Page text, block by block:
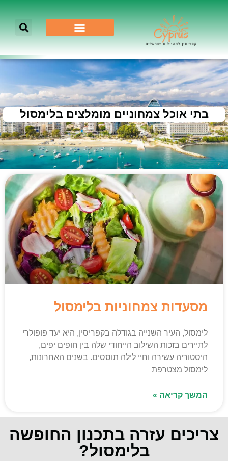
בתי אוכל צמחוניים מומלצים בלימסול
מסעדות צמחוניות בלימסול
לימסול, העיר השנייה בגודלה בקפריסין, היא יעד פופולרי
לתיירים בזכות השילוב הייחודי שלה בין חופים יפים,
היסטוריה עשירה וחיי לילה תוססים. בשנים האחרונות,
לימסול מצטרפת
המשך קריאה »
צריכים עזרה בתכנון החופשה
בלימסול?